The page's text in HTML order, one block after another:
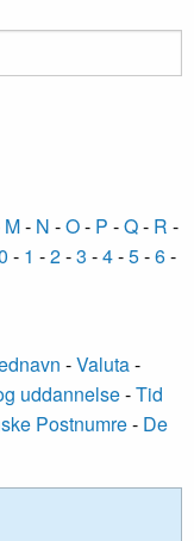
M- N -O- P -Q- R -
- 1 -2-3 -4-5-6-
-Valuta-
uddannelse-Tid
Postnumre- De